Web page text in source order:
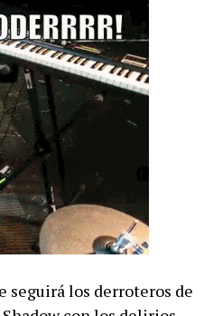
seguirá los derroteros de